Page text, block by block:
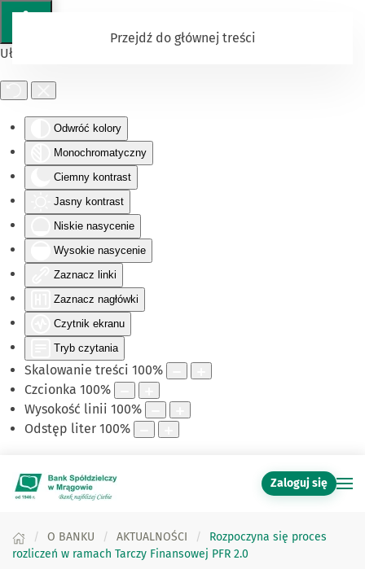
Ułatwienia dostępu
Odwróć kolory
Monochromatyczny
Ciemny kontrast
Jasny kontrast
Niskie nasycenie
Wysokie nasycenie
Zaznacz linki
Zaznacz nagłówki
Czytnik ekranu
Tryb czytania
Skalowanie treści 100%
Czcionka 100%
Wysokość linii 100%
Odstęp liter 100%
Przejdź do głównej treści
Zaloguj się
O BANKU AKTUALNOŚCI
Rozpoczyna się proces
rozliczeń w ramach Tarczy Finansowej PFR 2.0